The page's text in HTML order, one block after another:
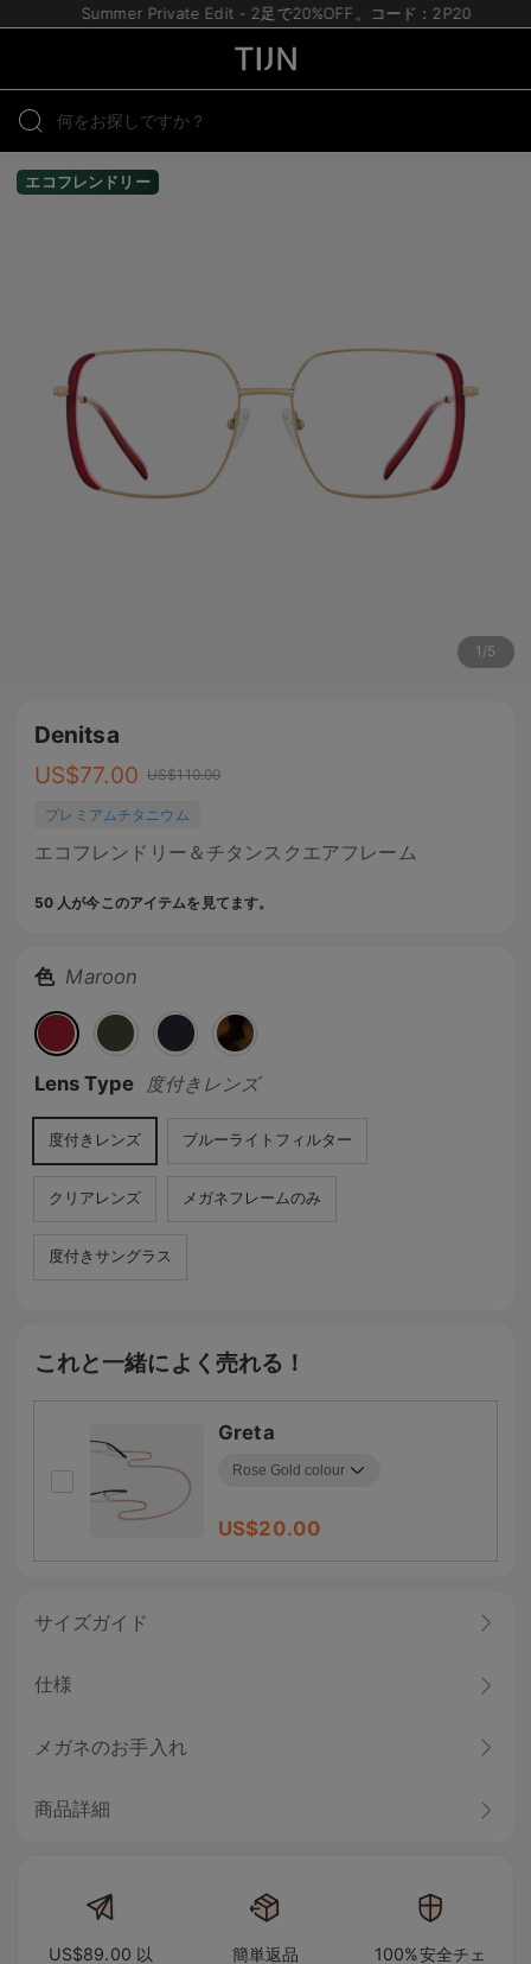
Summer Private Edit - 2足で20%OFF。コード：2P20
エコフレンドリー
1 /5
Denitsa
US$77.00 US$110.00
プレミアムチタニウム
エコフレンドリー＆チタンスクエアフレーム
50 人が今このアイテムを見てます。
色 Maroon
Lens Type 度付きレンズ
度付きレンズ ブルーライトフィルター
クリアレンズ メガネフレームのみ
度付きサングラス
これと一緒によく売れる！
Greta
US$20.00
サイズガイド
仕様
メガネのお手入れ
商品詳細
US$89.00 以
簡単返品
100%安全チェ